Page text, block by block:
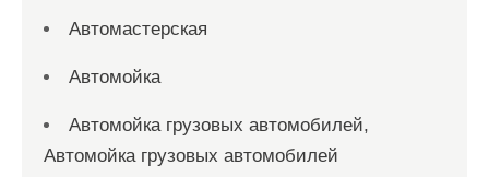
Автомастерская
Автомойка
Автомойка грузовых автомобилей,
Автомойка грузовых автомобилей